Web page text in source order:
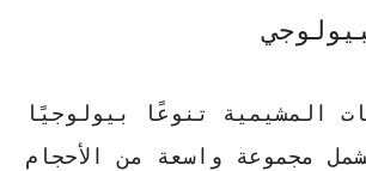
المشيمية تنوعًا بيولوجيًا
مجموعة واسعة من الأحجام